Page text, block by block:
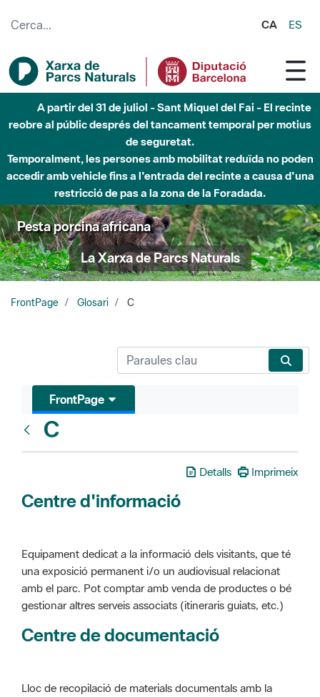
CA ES
A partir del 31 de juliol - Sant Miquel del Fai - El recinte
reobre al públic després del tancament temporal per motius
de seguretat.
Temporalment, les persones amb mobilitat reduïda no poden
accedir amb vehicle fins a l'entrada del recinte a causa d'una
restricció de pas a la zona de la Foradada.
Pesta porcina africana
La Xarxa de Parcs Naturals
FrontPage Glosari C
FrontPage
C
Detalls Imprimeix
Centre d'informació
Equipament dedicat a la informació dels visitants, que té
una exposició permanent i/o un audiovisual relacionat
amb el parc. Pot comptar amb venda de productes o bé
gestionar altres serveis associats (itineraris guiats, etc.)
Centre de documentació
Lloc de recopilació de materials documentals amb la